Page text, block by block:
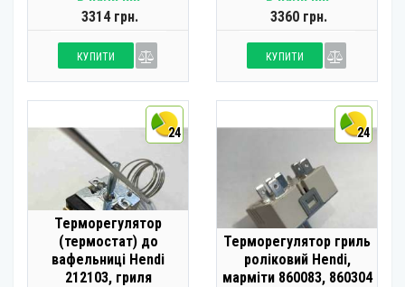
3314 грн.
КУПИТИ
3360 грн.
КУПИТИ
24
Терморегулятор
(термостат) до
вафельниці Hendi
212103, гриля
24
Терморегулятор гриль
роліковий Hendi,
марміти 860083, 860304